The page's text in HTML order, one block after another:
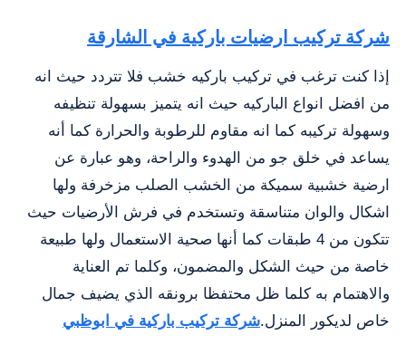
شركة تركيب ارضيات باركية في الشارقة
إذا كنت ترغب في تركيب باركيه خشب فلا تتردد حيث انه
من افضل انواع الباركيه حيث انه يتميز بسهولة تنظيفه
وسهولة تركيبه كما انه مقاوم للرطوبة والحرارة كما أنه
يساعد في خلق جو من الهدوء والراحة، وهو عبارة عن
ارضية خشبية سميكة من الخشب الصلب مزخرفة ولها
اشكال والوان متناسقة وتستخدم في فرش الأرضيات حيث
تتكون من 4 طبقات كما أنها صحية الاستعمال ولها طبيعة
خاصة من حيث الشكل والمضمون، وكلما تم العناية
والاهتمام به كلما ظل محتفظا برونقه الذي يضيف جمال
خاص لديكور المنزل.شركة تركيب باركية في ابوظبي